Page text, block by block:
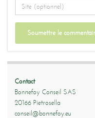
Contact
Bonnefoy Conseil SAS
20166 Pietrosella
conseil@bonnefoy.eu